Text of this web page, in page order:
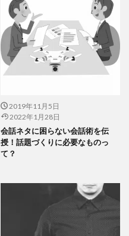
2019年11月5日
2022年1月28日
会話ネタに困らない会話術を伝
授！話題づくりに必要なものっ
て？